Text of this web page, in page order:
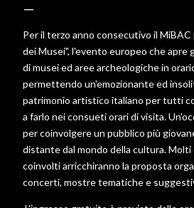
Per il terzo anno consecutivo il
dei Musei", l'evento europeo che
di musei ed aree archeologiche in
permettendo un'emozionante ed
patrimonio artistico italiano per tutti
a farlo nei consueti orari di visita.
per coinvolgere un pubblico più
distante dal mondo della cultura.
coinvolti arricchiranno la proposta
concerti, mostre tematiche e